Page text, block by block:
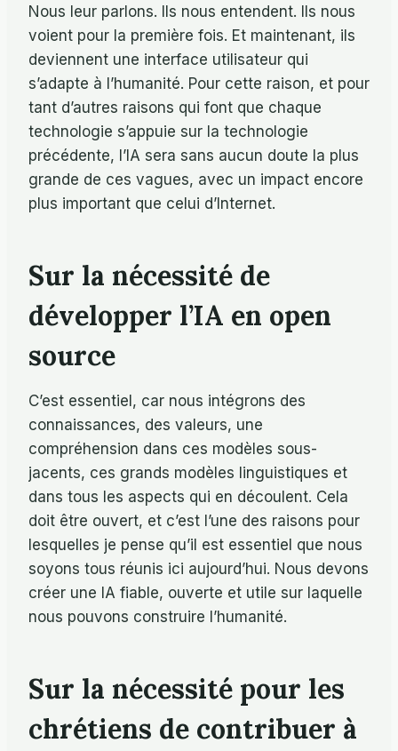
Nous leur parlons. Ils nous entendent. Ils nous
voient pour la première fois. Et maintenant, ils
deviennent une interface utilisateur qui
s’adapte à l’humanité. Pour cette raison, et pour
tant d’autres raisons qui font que chaque
technologie s’appuie sur la technologie
précédente, l’IA sera sans aucun doute la plus
grande de ces vagues, avec un impact encore
plus important que celui d’Internet.
Sur la nécessité de
développer l’IA en open
source
C’est essentiel, car nous intégrons des
connaissances, des valeurs, une
compréhension dans ces modèles sous-
jacents, ces grands modèles linguistiques et
dans tous les aspects qui en découlent. Cela
doit être ouvert, et c’est l’une des raisons pour
lesquelles je pense qu’il est essentiel que nous
soyons tous réunis ici aujourd’hui. Nous devons
créer une IA fiable, ouverte et utile sur laquelle
nous pouvons construire l’humanité.
Sur la nécessité pour les
chrétiens de contribuer à